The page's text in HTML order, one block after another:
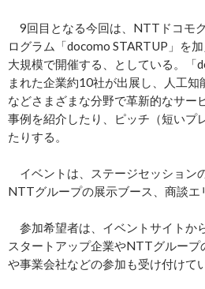
9回目となる今回は、NTTドコモ
ログラム「docomo STARTUP」を
大規模で開催する、としている。「
まれた企業約10社が出展し、人工知
などさまざまな分野で革新的なサー
事例を紹介したり、ピッチ（短いプ
たりする。
イベントは、ステージセッション
NTTグループの展示ブース、商談エ
参加希望者は、イベントサイトか
スタートアップ企業やNTTグループ
や事業会社などの参加も受け付けて